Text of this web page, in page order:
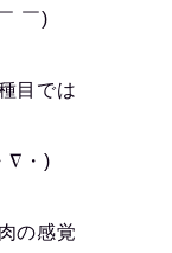
￣)
目では
∇・)
の感覚